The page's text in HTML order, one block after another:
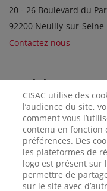
20 - 26 Boulevard du
92200 Neuilly-sur-Seine
Contactez nous
CISAC utilise des
l’audience du site,
comment vous
contenu en fonction
préférences. Des
les plateformes de
logo est présent sur
permettre de
sur le site avec